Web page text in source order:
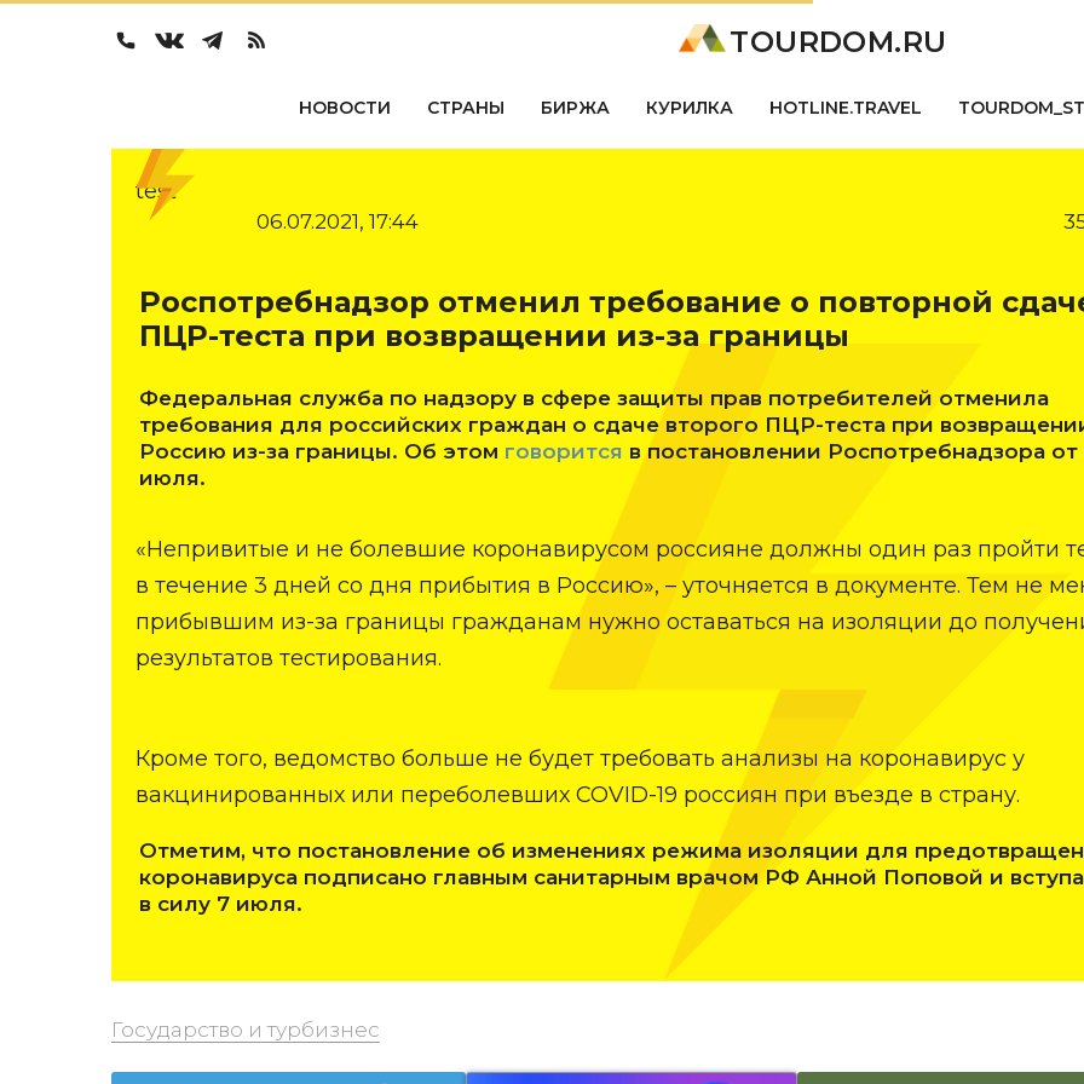
TOURDOM.RU
НОВОСТИ СТРАНЫ БИРЖА КУРИЛКА HOTLINE.TRAVEL
test
06.07.2021, 17:44
Роспотребнадзор отменил требование о повторной
ПЦР-теста при возвращении из-за границы
Федеральная служба по надзору в сфере защиты прав потребителей отменила
требования для российских граждан о сдаче второго ПЦР-теста при
Россию из-за границы. Об этом говорится в постановлении Роспотребнадзора от
июля.
«Непривитые и не болевшие коронавирусом россияне должны один раз пройти
в течение 3 дней со дня прибытия в Россию», – уточняется в документе. Тем не
прибывшим из-за границы гражданам нужно оставаться на изоляции до
результатов тестирования.
Кроме того, ведомство больше не будет требовать анализы на коронавирус у
вакцинированных или переболевших COVID-19 россиян при въезде в страну.
Отметим, что постановление об изменениях режима изоляции для
коронавируса подписано главным санитарным врачом РФ Анной Поповой и
в силу 7 июля.
Государство и турбизнес